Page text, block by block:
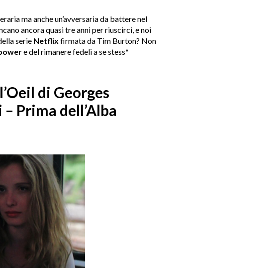
ma anche un’avversaria da battere nel
ancora quasi tre anni per riuscirci, e noi
serie Netflix firmata da Tim Burton? Non
e del rimanere fedeli a se stess*
di Georges
Prima dell’Alba